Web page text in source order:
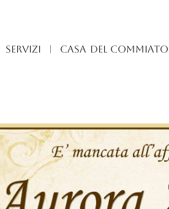
SERVIZI | CASA DEL COMMIATO